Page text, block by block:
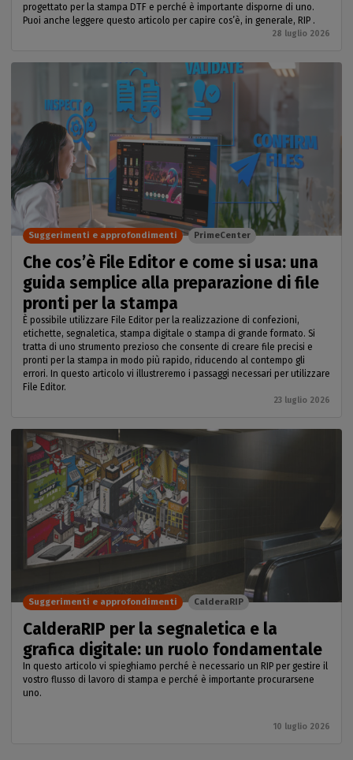
progettato per la stampa DTF e perché è importante disporne di uno.
Puoi anche leggere questo articolo per capire cos’è, in generale, RIP .
28 luglio 2026
Che cos’è File Editor e come si usa: una
guida semplice alla preparazione di file
pronti per la stampa
È possibile utilizzare File Editor per la realizzazione di confezioni,
etichette, segnaletica, stampa digitale o stampa di grande formato. Si
tratta di uno strumento prezioso che consente di creare file precisi e
pronti per la stampa in modo più rapido, riducendo al contempo gli
errori. In questo articolo vi illustreremo i passaggi necessari per utilizzare
File Editor.
23 luglio 2026
Suggerimenti e approfondimenti PrimeCenter
CalderaRIP per la segnaletica e la
grafica digitale: un ruolo fondamentale
In questo articolo vi spieghiamo perché è necessario un RIP per gestire il
vostro flusso di lavoro di stampa e perché è importante procurarsene
uno.
10 luglio 2026
Suggerimenti e approfondimenti CalderaRIP